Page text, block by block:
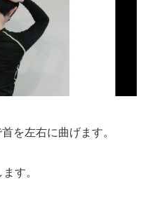
を左右に曲げます。
す。